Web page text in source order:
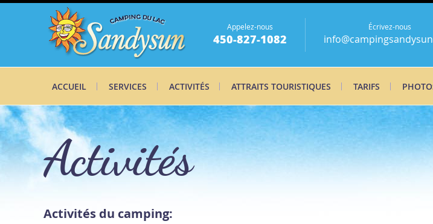
Écrivez-nous
Appelez-nous
450-827-1082
ACCUEIL SERVICES ACTIVITÉS ATTRAITS TOURISTIQUES TARIFS
Activités
Activités du camping: